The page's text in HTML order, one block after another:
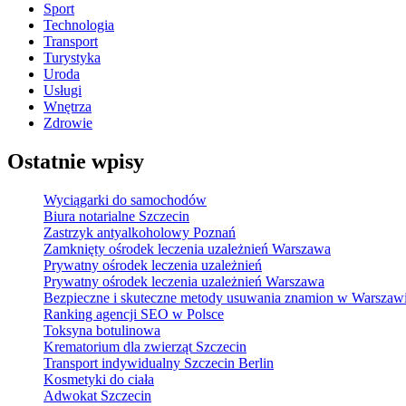
Sport
Technologia
Transport
Turystyka
Uroda
Usługi
Wnętrza
Zdrowie
Ostatnie wpisy
Wyciągarki do samochodów
Biura notarialne Szczecin
Zastrzyk antyalkoholowy Poznań
Zamknięty ośrodek leczenia uzależnień Warszawa
Prywatny ośrodek leczenia uzależnień
Prywatny ośrodek leczenia uzależnień Warszawa
Bezpieczne i skuteczne metody usuwania znamion w
Ranking agencji SEO w Polsce
Toksyna botulinowa
Krematorium dla zwierząt Szczecin
Transport indywidualny Szczecin Berlin
Kosmetyki do ciała
Adwokat Szczecin